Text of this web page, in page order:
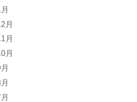
月
月
月